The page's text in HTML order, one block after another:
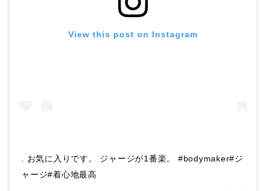
View this post on Instagram
. お気に入りです。 ジャージが1番楽。 #bodymaker#ジ
ャージ#着心地最高